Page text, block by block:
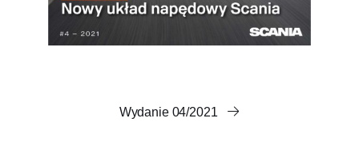
Wydanie 04/2021